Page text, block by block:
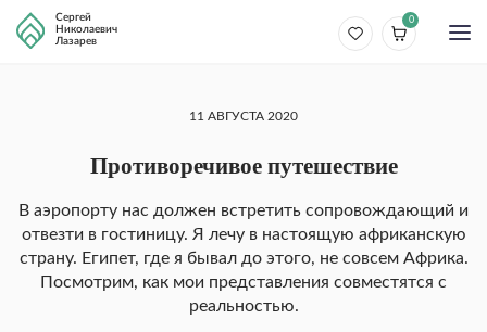
Сергей
Николаевич
Лазарев
0
11 АВГУСТА 2020
Противоречивое путешествие
В аэропорту нас должен встретить сопровождаю­щий и
отвезти в гостиницу. Я лечу в настоящую аф­риканскую
страну. Египет, где я бывал до этого, не совсем Африка.
Посмотрим, как мои представления совместятся с
реальностью.